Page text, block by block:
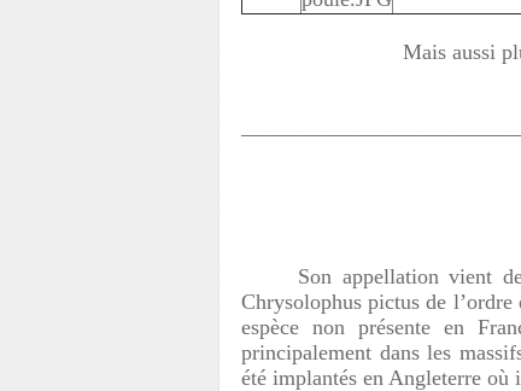
Mais aussi
Son appellation vient
Chrysolophus pictus de l’ordre
espèce non présente en
principalement dans les
été implantés en Angleterre